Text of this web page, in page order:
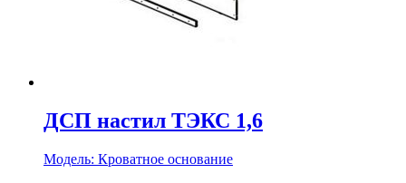
ДСП настил ТЭКС 1,6
Модель: Кроватное основание